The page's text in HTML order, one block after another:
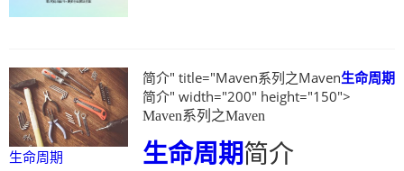
生命周期
简介" title="Maven系列之Maven生命周期
简介" width="200" height="150">
Maven系列之Maven
生命周期简介